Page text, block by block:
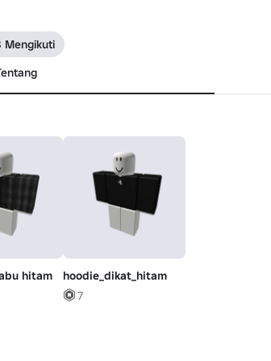
Mengikuti
hitam
hoodie_dikat_hitam
7